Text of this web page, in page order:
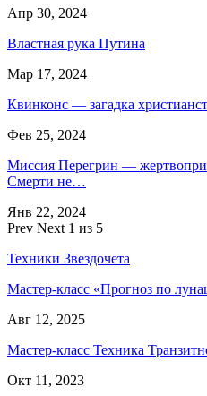
Апр 30, 2024
Властная рука Путина
Мар 17, 2024
Квинконс — загадка
Фев 25, 2024
Миссия Перегрин —
Смерти не…
Янв 22, 2024
Prev Next 1 из 5
Техники Звездочета
Мастер-класс «Прогноз по
Авг 12, 2025
Мастер-класс Техника
Окт 11, 2023